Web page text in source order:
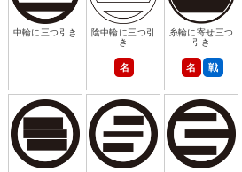
中輪に三つ引き
陰中輪に三つ引
き
名
糸輪に寄せ三つ
引き
名 戦